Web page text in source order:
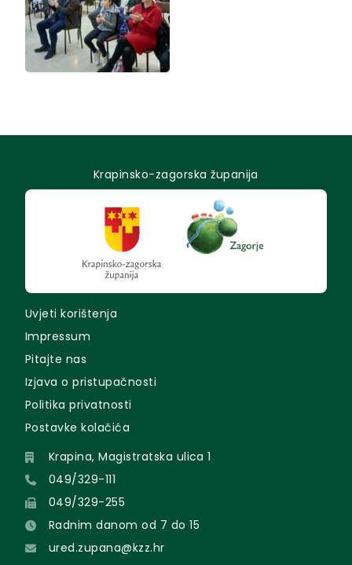
Krapinsko-zagorska županija
Uvjeti korištenja
Impressum
Pitajte nas
Izjava o pristupačnosti
Politika privatnosti
Postavke kolačića
Krapina, Magistratska ulica 1
049/329-111
049/329-255
Radnim danom od 7 do 15
ured.zupana@kzz.hr